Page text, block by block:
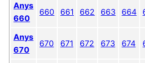
Anys
660
660 661 662 663 664
Anys
670
670 671 672 673 674